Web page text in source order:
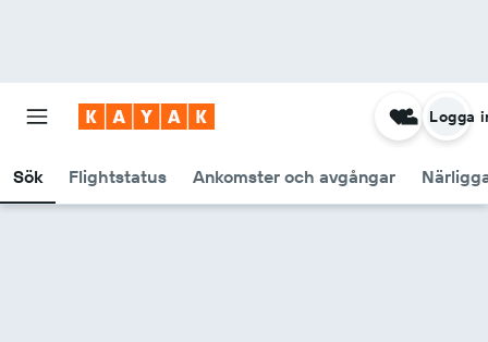
Sök Flightstatus Ankomster och avgångar
Logga